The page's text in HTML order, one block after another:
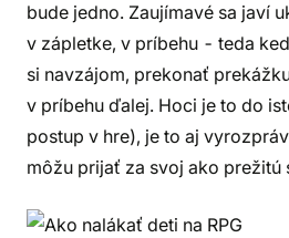
bude jedno. Zaujímavé sa javí
v zápletke, v príbehu - teda
si navzájom, prekonať
v príbehu ďalej. Hoci je to do
postup v hre), je to aj
môžu prijať za svoj ako prežitú